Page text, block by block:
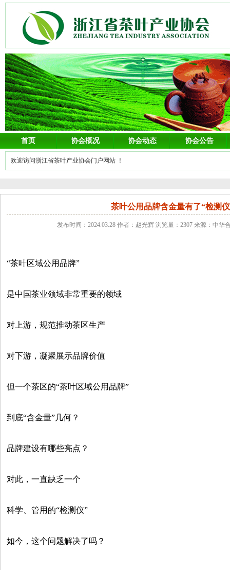
首页 协会概况 协会动态 协会公告
欢迎访问浙江省茶叶产业协会门户网站 ！
茶叶公用品牌含金量有了“检测
发布时间：2024.03.28 作者：赵光辉 浏览量：2307 来源：中华
“茶叶区域公用品牌”
是中国茶业领域非常重要的领域
对上游，规范推动茶区生产
对下游，凝聚展示品牌价值
但一个茶区的“茶叶区域公用品牌”
到底“含金量”几何？
品牌建设有哪些亮点？
对此，一直缺乏一个
科学、管用的“检测仪”
如今，这个问题解决了吗？